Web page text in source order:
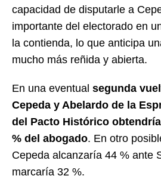
capacidad de disputarle a
importante del electorado en
la contienda, lo que anticipa
mucho más reñida y abierta.
En una eventual segunda
Cepeda y Abelardo de la
del Pacto Histórico
% del abogado. En otro
Cepeda alcanzaría 44 % ante
marcaría 32 %.